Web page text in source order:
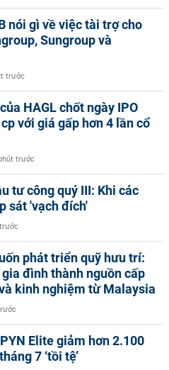
nói gì về việc tài trợ cho
Sungroup và
trước
HAGL chốt ngày IPO
với giá gấp hơn 4 lần cổ
trước
tư công quý III: Khi các
sát 'vạch đích'
phát triển quỹ hưu trí:
đình thành nguồn cấp
kinh nghiệm từ Malaysia
Elite giảm hơn 2.100
7 ‘tồi tệ’